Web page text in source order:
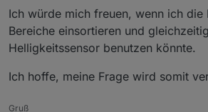
Ich würde mich freuen, wenn ich die
Bereiche einsortieren und
Helligkeitssensor benutzen könnte.
Ich hoffe, meine Frage wird somit
Gruß